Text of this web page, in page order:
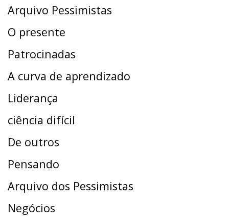
Arquivo Pessimistas
O presente
Patrocinadas
A curva de aprendizado
Liderança
ciência difícil
De outros
Pensando
Arquivo dos Pessimistas
Negócios